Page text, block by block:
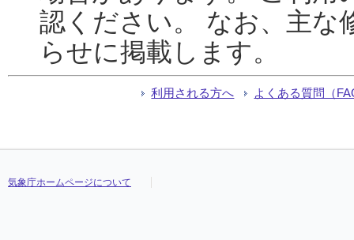
認ください。 なお、主な
らせに掲載します。
利用される方へ よくある質問（
気象庁ホームページについて